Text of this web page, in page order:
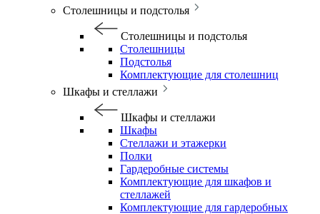
Столешницы и подстолья
Столешницы и подстолья
Столешницы
Подстолья
Комплектующие для столешниц
Шкафы и стеллажи
Шкафы и стеллажи
Шкафы
Стеллажи и этажерки
Полки
Гардеробные системы
Комплектующие для шкафов и
стеллажей
Комплектующие для гардеробных